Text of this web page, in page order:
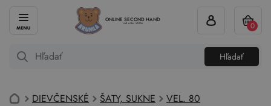
ONLINE SECOND HAND
od roku 2004
Hľadať
0
DIEVČENSKÉ ŠATY, SUKNE VEL. 80